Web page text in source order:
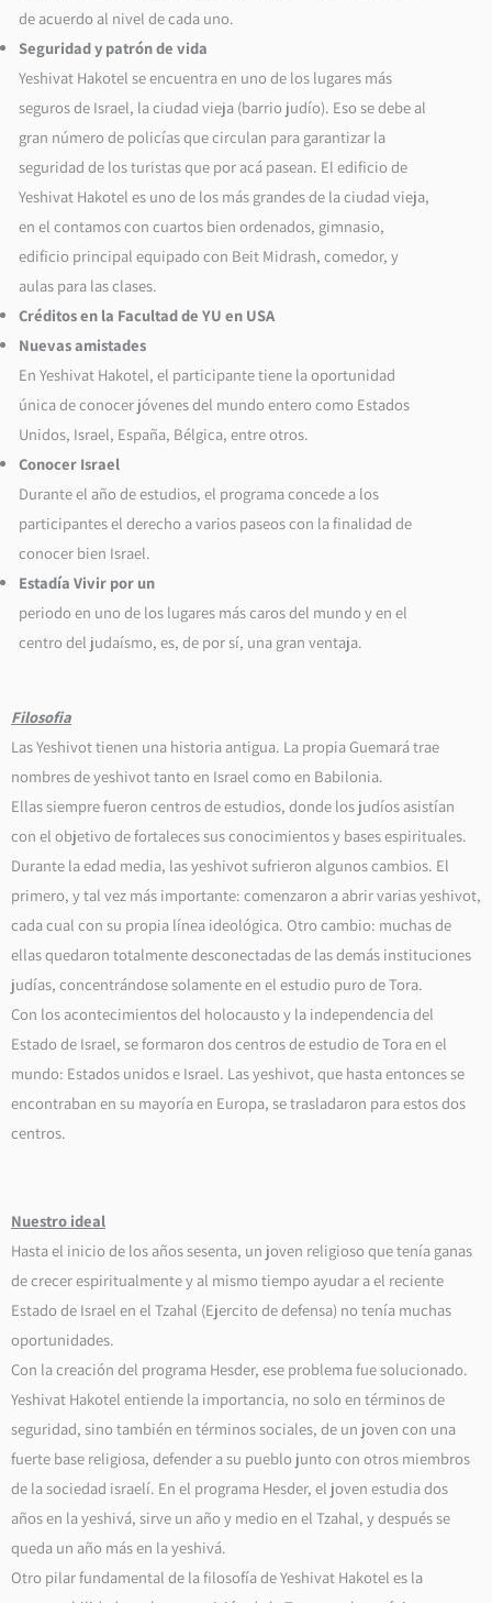
de acuerdo al nivel de cada uno.
Seguridad y patrón de vida
Yeshivat Hakotel se encuentra en uno de los lugares más
seguros de Israel, la ciudad vieja (barrio judío). Eso se debe al
gran número de policías que circulan para garantizar la
seguridad de los turistas que por acá pasean. El edificio de
Yeshivat Hakotel es uno de los más grandes de la ciudad vieja,
en el contamos con cuartos bien ordenados, gimnasio,
edificio principal equipado con Beit Midrash, comedor, y
aulas para las clases.
Créditos en la Facultad de YU en USA
Nuevas amistades
En Yeshivat Hakotel, el participante tiene la oportunidad
única de conocer jóvenes del mundo entero como Estados
Unidos, Israel, España, Bélgica, entre otros.
Conocer Israel
Durante el año de estudios, el programa concede a los
participantes el derecho a varios paseos con la finalidad de
conocer bien Israel.
Estadía Vivir por un
periodo en uno de los lugares más caros del mundo y en el
centro del judaísmo, es, de por sí, una gran ventaja.
Filosofia
Las Yeshivot tienen una historia antigua. La propia Guemará trae
nombres de yeshivot tanto en Israel como en Babilonia.
Ellas siempre fueron centros de estudios, donde los judíos asistían
con el objetivo de fortaleces sus conocimientos y bases espirituales.
Durante la edad media, las yeshivot sufrieron algunos cambios. El
primero, y tal vez más importante: comenzaron a abrir varias yeshivot,
cada cual con su propia línea ideológica. Otro cambio: muchas de
ellas quedaron totalmente desconectadas de las demás instituciones
judías, concentrándose solamente en el estudio puro de Tora.
Con los acontecimientos del holocausto y la independencia del
Estado de Israel, se formaron dos centros de estudio de Tora en el
mundo: Estados unidos e Israel. Las yeshivot, que hasta entonces se
encontraban en su mayoría en Europa, se trasladaron para estos dos
centros.
Nuestro ideal
Hasta el inicio de los años sesenta, un joven religioso que tenía ganas
de crecer espiritualmente y al mismo tiempo ayudar a el reciente
Estado de Israel en el Tzahal (Ejercito de defensa) no tenía muchas
oportunidades.
Con la creación del programa Hesder, ese problema fue solucionado.
Yeshivat Hakotel entiende la importancia, no solo en términos de
seguridad, sino también en términos sociales, de un joven con una
fuerte base religiosa, defender a su pueblo junto con otros miembros
de la sociedad israelí. En el programa Hesder, el joven estudia dos
años en la yeshivá, sirve un año y medio en el Tzahal, y después se
queda un año más en la yeshivá.
Otro pilar fundamental de la filosofía de Yeshivat Hakotel es la